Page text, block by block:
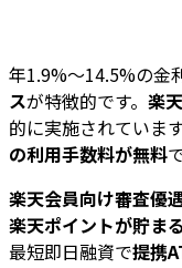
年1.9%～14.5%の金
スが特徴的です。 楽
的に実施されていま
の利用手数料が無料
楽天会員向け審査優
楽天ポイントが貯ま
最短即日融資で提携